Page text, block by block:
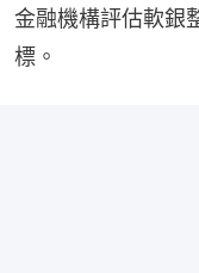
金融機構評估軟銀
標。